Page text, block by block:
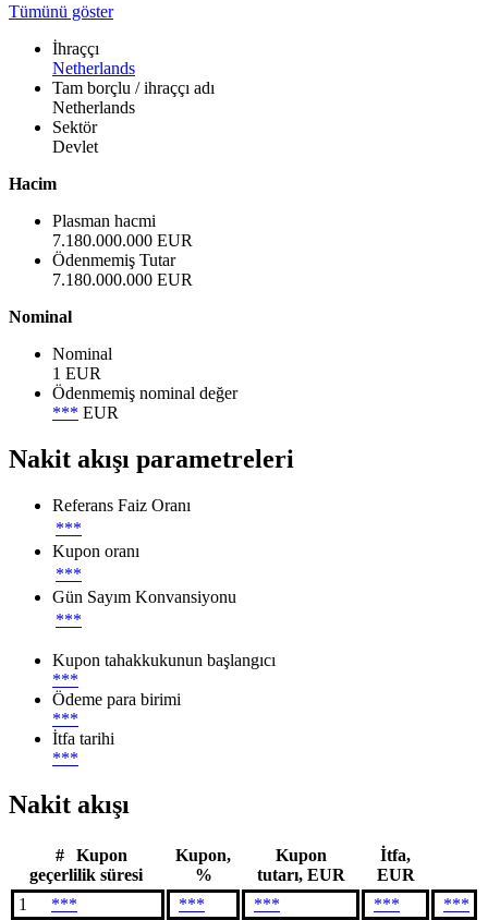
Tümünü göster
İhraççı
Netherlands
Tam borçlu / ihraççı adı
Netherlands
Sektör
Devlet
Hacim
Plasman hacmi
7.180.000.000 EUR
Ödenmemiş Tutar
7.180.000.000 EUR
Nominal
Nominal
1 EUR
Ödenmemiş nominal değer
*** EUR
Nakit akışı parametreleri
Referans Faiz Oranı
***
Kupon oranı
***
Gün Sayım Konvansiyonu
***
Kupon tahakkukunun başlangıcı
***
Ödeme para birimi
***
İtfa tarihi
***
Nakit akışı
#
Kupon
geçerlilik süresi
Kupon,
%
Kupon
tutarı, EUR
İtfa,
EUR
1
*** *** *** ***
***